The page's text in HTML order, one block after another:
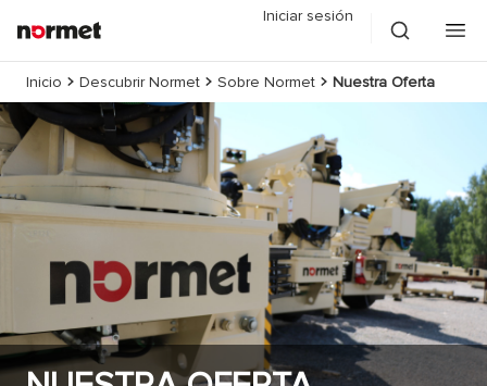
Iniciar sesión
Inicio Descubrir Normet Sobre Normet Nuestra Oferta